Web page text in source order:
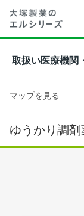
取扱い医療機関
マップを見る
ゆうかり調剤